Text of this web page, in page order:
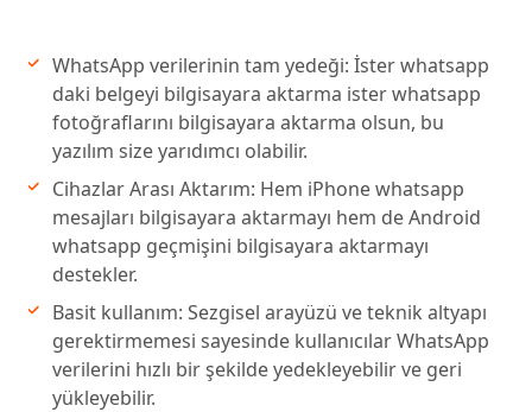
WhatsApp verilerinin tam yedeği: İster whatsapp
daki belgeyi bilgisayara aktarma ister whatsapp
fotoğraflarını bilgisayara aktarma olsun, bu
yazılım size yarıdımcı olabilir.
Cihazlar Arası Aktarım: Hem iPhone whatsapp
mesajları bilgisayara aktarmayı hem de Android
whatsapp geçmişini bilgisayara aktarmayı
destekler.
Basit kullanım: Sezgisel arayüzü ve teknik altyapı
gerektirmemesi sayesinde kullanıcılar WhatsApp
verilerini hızlı bir şekilde yedekleyebilir ve geri
yükleyebilir.